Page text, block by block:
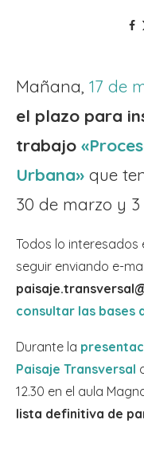
Mañana, 17 de
el plazo para
trabajo
Urbana» que
30 de marzo y
Todos lo
seguir enviando e-
consultar las bases
Durante la
Paisaje Transversal
12.30 en el aula
lista definitiva de